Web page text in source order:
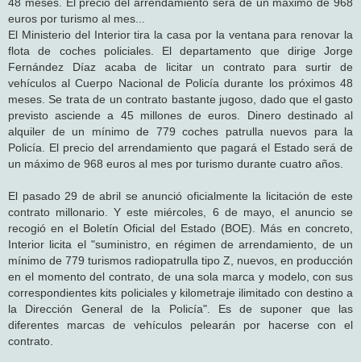
euros por turismo al mes...
El Ministerio del Interior tira la casa por la ventana para renovar la
flota de coches policiales. El departamento que dirige Jorge
Fernández Díaz acaba de licitar un contrato para surtir de
vehículos al Cuerpo Nacional de Policía durante los próximos 48
meses. Se trata de un contrato bastante jugoso, dado que el gasto
previsto asciende a 45 millones de euros. Dinero destinado al
alquiler de un mínimo de 779 coches patrulla nuevos para la
Policía. El precio del arrendamiento que pagará el Estado será de
un máximo de 968 euros al mes por turismo durante cuatro años.
El pasado 29 de abril se anunció oficialmente la licitación de este
contrato millonario. Y este miércoles, 6 de mayo, el anuncio se
recogió en el Boletín Oficial del Estado (BOE). Más en concreto,
Interior licita el "suministro, en régimen de arrendamiento, de un
mínimo de 779 turismos radiopatrulla tipo Z, nuevos, en producción
en el momento del contrato, de una sola marca y modelo, con sus
correspondientes kits policiales y kilometraje ilimitado con destino a
la Dirección General de la Policía". Es de suponer que las
diferentes marcas de vehículos pelearán por hacerse con el
contrato.